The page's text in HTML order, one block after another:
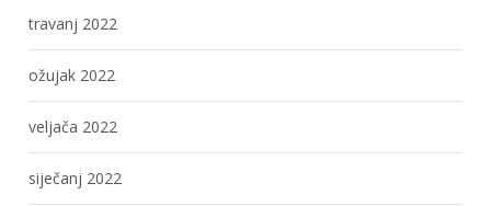
travanj 2022
ožujak 2022
veljača 2022
siječanj 2022